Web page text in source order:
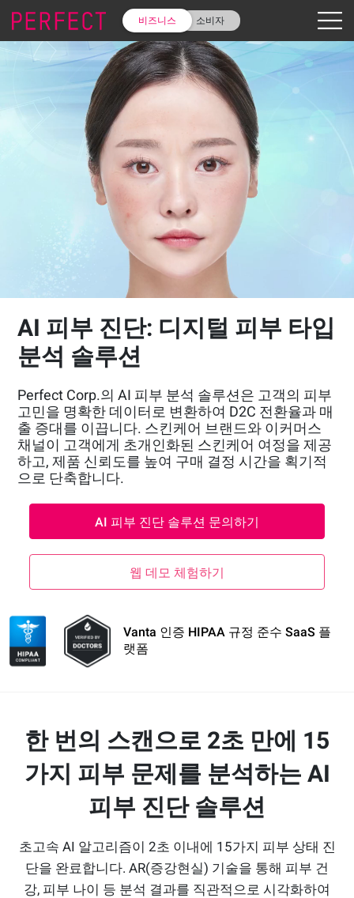
비즈니스 소비자
AI 피부 진단: 디지털 피부 타입
분석 솔루션
Perfect Corp.의 AI 피부 분석 솔루션은 고객의 피부
고민을 명확한 데이터로 변환하여 D2C 전환율과 매
출 증대를 이끕니다. 스킨케어 브랜드와 이커머스
채널이 고객에게 초개인화된 스킨케어 여정을 제공
하고, 제품 신뢰도를 높여 구매 결정 시간을 획기적
으로 단축합니다.
AI 피부 진단 솔루션 문의하기
웹 데모 체험하기
Vanta 인증 HIPAA 규정 준수 SaaS 플
랫폼
한 번의 스캔으로 2초 만에 15
가지 피부 문제를 분석하는 AI
피부 진단 솔루션
초고속 AI 알고리즘이 2초 이내에 15가지 피부 상태 진
단을 완료합니다. AR(증강현실) 기술을 통해 피부 건
강, 피부 나이 등 분석 결과를 직관적으로 시각화하여